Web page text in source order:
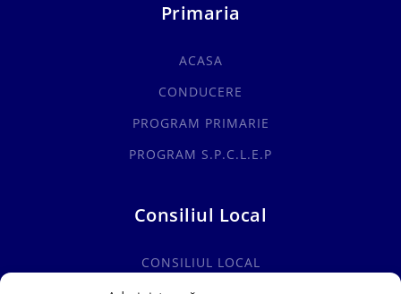
Primaria
ACASA
CONDUCERE
PROGRAM PRIMARIE
PROGRAM S.P.C.L.E.P
Consiliul Local
CONSILIUL LOCAL